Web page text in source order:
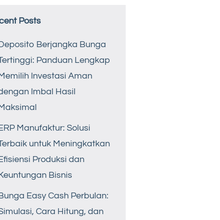
Posts
Berjangka Bunga
Panduan Lengkap
Investasi Aman
Imbal Hasil
Manufaktur: Solusi
untuk Meningkatkan
Produksi dan
Bisnis
Easy Cash Perbulan:
Cara Hitung, dan